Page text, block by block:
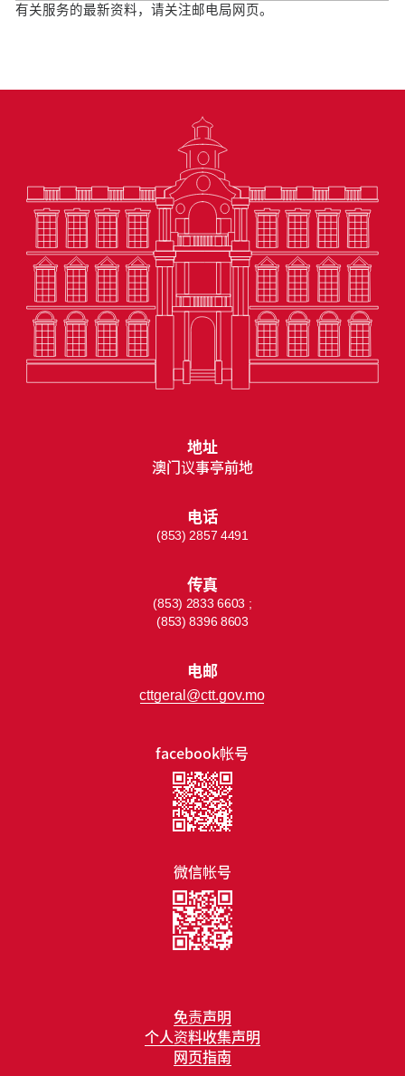
有关服务的最新资料，请关注邮电局网页。
免责声明
个人资料收集声明
网页指南
facebook帐号
微信帐号
地址
澳门议事亭前地
电话
(853) 2857 4491
传真
(853) 2833 6603 ;
(853) 8396 8603
电邮
cttgeral@ctt.gov.mo